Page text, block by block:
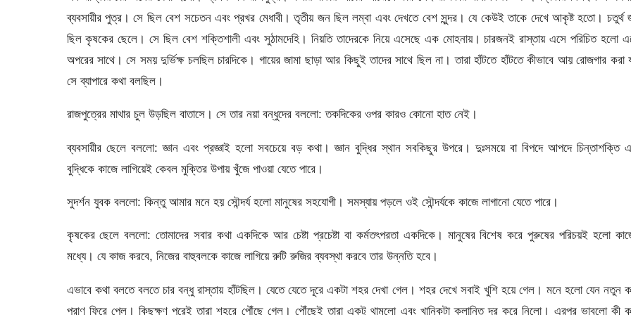
ব্যবসায়ীর পুত্র। সে ছিল বেশ সচেতন এবং প্রখর মেধাবী। তৃতীয় জন ছিল লম্বা এবং দেখতে বেশ সুন্দর। যে কেউই তাকে দেখে আকৃষ্ট হতো। চতুর্থ
ছিল কৃষকের ছেলে। সে ছিল বেশ শক্তিশালী এবং সুঠামদেহি। নিয়তি তাদেরকে নিয়ে এসেছে এক মোহনায়। চারজনই রাস্তায় এসে পরিচিত হলো
অপরের সাথে। সে সময় দুর্ভিক্ষ চলছিল চারদিকে। গায়ের জামা ছাড়া আর কিছুই তাদের সাথে ছিল না। তারা হাঁটতে হাঁটতে কীভাবে আয় রোজগার করা
সে ব্যাপারে কথা বলছিল।
রাজপুত্রের মাথার চুল উড়ছিল বাতাসে। সে তার নয়া বন্ধুদের বললো: তকদিকের ওপর কারও কোনো হাত নেই।
ব্যবসায়ীর ছেলে বললো: জ্ঞান এবং প্রজ্ঞাই হলো সবচেয়ে বড় কথা। জ্ঞান বুদ্ধির স্থান সবকিছুর উপরে। দুঃসময়ে বা বিপদে আপদে চিন্তাশক্তি
বুদ্ধিকে কাজে লাগিয়েই কেবল মুক্তির উপায় খুঁজে পাওয়া যেতে পারে।
সুদর্শন যুবক বললো: কিন্তু আমার মনে হয় সৌন্দর্য হলো মানুষের সহযোগী। সমস্যায় পড়লে ওই সৌন্দর্যকে কাজে লাগানো যেতে পারে।
কৃষকের ছেলে বললো: তোমাদের সবার কথা একদিকে আর চেষ্টা প্রচেষ্টা বা কর্মতৎপরতা একদিকে। মানুষের বিশেষ করে পুরুষের পরিচয়ই হলো
মধ্যে। যে কাজ করবে, নিজের বাহুবলকে কাজে লাগিয়ে রুটি রুজির ব্যবস্থা করবে তার উন্নতি হবে।
এভাবে কথা বলতে বলতে চার বন্ধু রাস্তায় হাঁটছিল। যেতে যেতে দূরে একটা শহর দেখা গেল। শহর দেখে সবাই খুশি হয়ে গেল। মনে হলো যেন নতুন
প্রাণ ফিরে পেল। কিছুক্ষণ পরেই তারা শহরে পৌঁছে গেল। পৌঁছেই তারা একটু থামলো এবং খানিকটা ক্লান্তি দূর করে নিলো। এরপর ভাবলো কী